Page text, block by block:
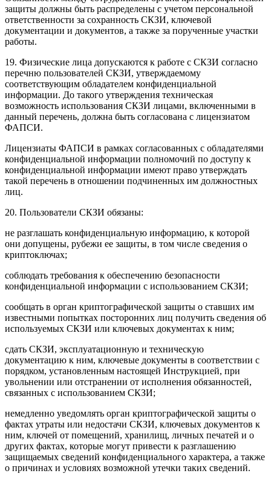
защиты должны быть распределены с учетом персональной
ответственности за сохранность СКЗИ, ключевой
документации и документов, а также за порученные участки
работы.
19. Физические лица допускаются к работе с СКЗИ согласно
перечню пользователей СКЗИ, утверждаемому
соответствующим обладателем конфиденциальной
информации. До такого утверждения техническая
возможность использования СКЗИ лицами, включенными в
данный перечень, должна быть согласована с лицензиатом
ФАПСИ.
Лицензиаты ФАПСИ в рамках согласованных с обладателями
конфиденциальной информации полномочий по доступу к
конфиденциальной информации имеют право утверждать
такой перечень в отношении подчиненных им должностных
лиц.
20. Пользователи СКЗИ обязаны:
не разглашать конфиденциальную информацию, к которой
они допущены, рубежи ее защиты, в том числе сведения о
криптоключах;
соблюдать требования к обеспечению безопасности
конфиденциальной информации с использованием СКЗИ;
сообщать в орган криптографической защиты о ставших им
известными попытках посторонних лиц получить сведения об
используемых СКЗИ или ключевых документах к ним;
сдать СКЗИ, эксплуатационную и техническую
документацию к ним, ключевые документы в соответствии с
порядком, установленным настоящей Инструкцией, при
увольнении или отстранении от исполнения обязанностей,
связанных с использованием СКЗИ;
немедленно уведомлять орган криптографической защиты о
фактах утраты или недостачи СКЗИ, ключевых документов к
ним, ключей от помещений, хранилищ, личных печатей и о
других фактах, которые могут привести к разглашению
защищаемых сведений конфиденциального характера, а также
о причинах и условиях возможной утечки таких сведений.